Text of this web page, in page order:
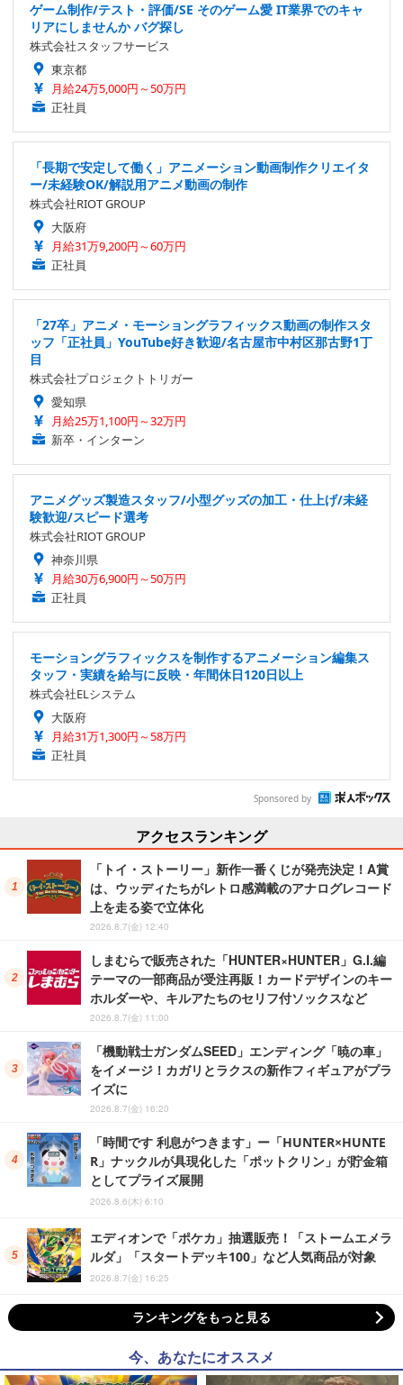
ゲーム制作/テスト・評価/SE そのゲーム愛 IT業界でのキャ
リアにしませんか バグ探し
株式会社スタッフサービス
東京都
月給24万5,000円～50万円
正社員
「長期で安定して働く」アニメーション動画制作クリエイタ
ー/未経験OK/解説用アニメ動画の制作
株式会社RIOT GROUP
大阪府
月給31万9,200円～60万円
正社員
「27卒」アニメ・モーショングラフィックス動画の制作スタ
ッフ「正社員」YouTube好き歓迎/名古屋市中村区那古野1丁
目
株式会社プロジェクトトリガー
愛知県
月給25万1,100円～32万円
新卒・インターン
アニメグッズ製造スタッフ/小型グッズの加工・仕上げ/未経
験歓迎/スピード選考
株式会社RIOT GROUP
神奈川県
月給30万6,900円～50万円
正社員
モーショングラフィックスを制作するアニメーション編集ス
タッフ・実績を給与に反映・年間休日120日以上
株式会社ELシステム
大阪府
月給31万1,300円～58万円
正社員
Sponsored by
アクセスランキング
「トイ・ストーリー」新作一番くじが発売決定！A賞
は、ウッディたちがレトロ感満載のアナログレコード
上を走る姿で立体化
2026.8.7(金) 12:40
しまむらで販売された「HUNTER×HUNTER」G.I.編
テーマの一部商品が受注再販！カードデザインのキー
ホルダーや、キルアたちのセリフ付ソックスなど
2026.8.7(金) 11:00
「機動戦士ガンダムSEED」エンディング「暁の車」
をイメージ！カガリとラクスの新作フィギュアがプラ
イズに
2026.8.7(金) 16:20
「時間です 利息がつきます」ー「HUNTER×HUNTE
R」ナックルが具現化した「ポットクリン」が貯金箱
としてプライズ展開
2026.8.6(木) 6:10
エディオンで「ポケカ」抽選販売！「ストームエメラ
ルダ」「スタートデッキ100」など人気商品が対象
2026.8.7(金) 16:25
ランキングをもっと見る
今、あなたにオススメ